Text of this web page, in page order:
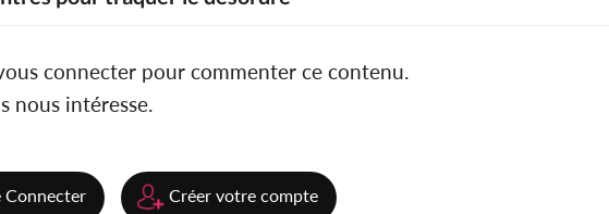
connecter pour commenter ce contenu.
nous intéresse.
Connecter Créer votre compte